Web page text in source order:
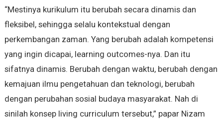
“Mestinya kurikulum itu berubah secara dinamis dan
fleksibel, sehingga selalu kontekstual dengan
perkembangan zaman‎. Yang berubah adalah kompetensi
yang ingin dicapai, learning outcomes-nya. ‎Dan itu
sifatnya dinamis. Berubah dengan waktu, berubah dengan
kemajuan ilmu pengetahuan dan teknologi, berubah
dengan perubahan sosial budaya masyarakat‎. ‎Nah di
sinilah konsep living curriculum tersebut,” papar Nizam